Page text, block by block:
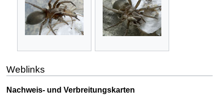
Weblinks
Nachweis- und Verbreitungskarten